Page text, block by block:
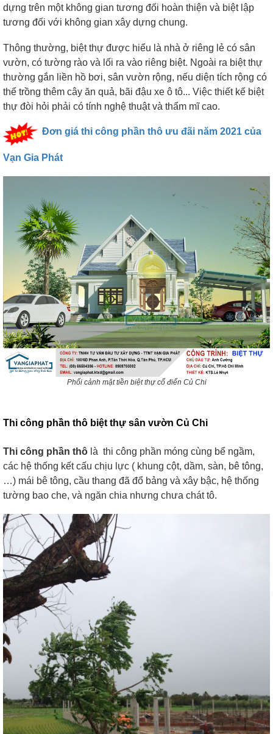
dựng trên một không gian tương đối hoàn thiện và biệt lập
tương đối với không gian xây dựng chung.
Thông thường, biệt thự được hiểu là nhà ở riêng lẻ có sân
vườn, có tường rào và lối ra vào riêng biệt. Ngoài ra biệt thự
thường gắn liền hồ bơi, sân vườn rộng, nếu diện tích rộng có
thể trồng thêm cây ăn quả, bãi đậu xe ô tô... Việc thiết kế biệt
thự đòi hỏi phải có tính nghệ thuật và thẩm mĩ cao.
Đơn giá thi công phần thô ưu đãi năm 2021 của
Vạn Gia Phát
Phối cảnh mặt tiền biệt thự cổ điển Củ Chi
Thi công phần thô biệt thự sân vườn Củ Chi
Thi công phần thô là thi công phần móng cùng bể ngầm,
các hệ thống kết cấu chịu lực ( khung cột, dầm, sàn, bê tông,
…) mái bê tông, cầu thang đã đổ bảng và xây bậc, hệ thống
tường bao che, và ngăn chia nhưng chưa chát tô.